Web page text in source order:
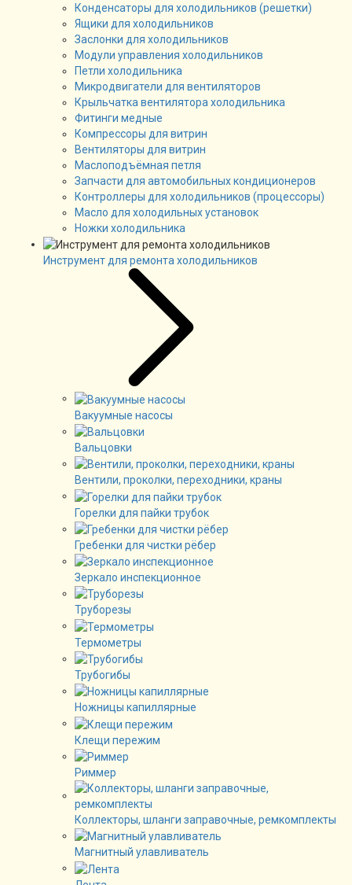
Конденсаторы для холодильников (решетки)
Ящики для холодильников
Заслонки для холодильников
Модули управления холодильников
Петли холодильника
Микродвигатели для вентиляторов
Крыльчатка вентилятора холодильника
Фитинги медные
Компрессоры для витрин
Вентиляторы для витрин
Маслоподъёмная петля
Запчасти для автомобильных кондиционеров
Контроллеры для холодильников (процессоры)
Масло для холодильных установок
Ножки холодильника
Инструмент для ремонта холодильников
Вакуумные насосы
Вальцовки
Вентили, проколки, переходники, краны
Горелки для пайки трубок
Гребенки для чистки рёбер
Зеркало инспекционное
Труборезы
Термометры
Трубогибы
Ножницы капиллярные
Клещи пережим
Риммер
Коллекторы, шланги заправочные, ремкомплекты
Магнитный улавливатель